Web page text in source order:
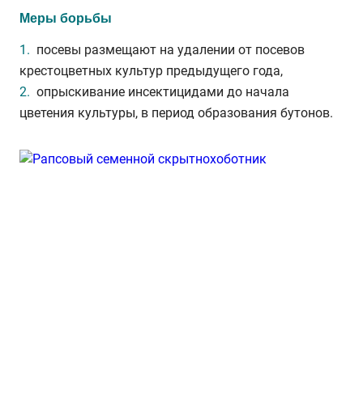
Меры борьбы
посевы размещают на удалении от посевов
крестоцветных культур предыдущего года,
опрыскивание инсектицидами до начала
цветения культуры, в период образования бутонов.